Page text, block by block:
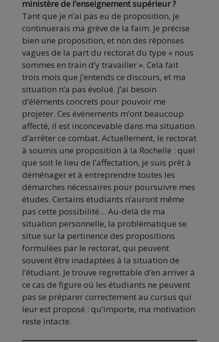
ministère de l’enseignement supérieur ?
Tant que je n’ai pas eu de proposition, je
continuerais ma grève de la faim. Je précise
bien une proposition, et non des réponses
vagues de la part du rectorat du type « nous
sommes en train d’y travailler ». Cela fait
trois mois que j’entends ce discours, et ma
situation n’a pas évolué. J’ai besoin
d’éléments concrets pour pouvoir me
projeter. Ces événements m’ont beaucoup
affecté, il est inconcevable dans ma situation
d’arrêter ce combat. Actuellement, le rectorat
à soumis une proposition à la Rochelle : quel
que soit le lieu de l’affectation, je suis prêt à
déménager et à entreprendre toutes les
démarches nécessaires pour poursuivre mes
études. Certains étudiants n’auront même
pas cette possibilité… Au-delà de ma
situation personnelle, la problématique se
situe sur la pertinence des propositions
formulées par le rectorat, qui peuvent
souvent être inadaptées à la situation de
l’étudiant. Je trouve regrettable d’en arriver à
ce cas de figure où les étudiants ne peuvent
pas se préparer correctement au cursus qui
leur est proposé : qu’importe, ma motivation
reste intacte.